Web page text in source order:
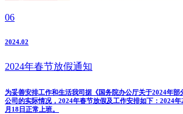
06
2024.02
2024年春节放假通知
为妥善安排工作和生活我司据《国务院办公厅关于2024年
公司的实际情况，2024年春节放假及工作安排如下：2024
月18日正常上班。